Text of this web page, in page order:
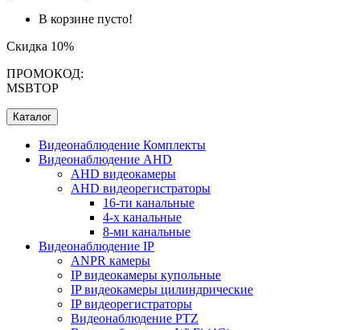
В корзине пусто!
Скидка 10%
ПРОМОКОД:
MSBTOP
Каталог
Видеонаблюдение Комплекты
Видеонаблюдение AHD
AHD видеокамеры
AHD видеорегистраторы
16-ти канальные
4-х канальные
8-ми канальные
Видеонаблюдение IP
ANPR камеры
IP видеокамеры купольные
IP видеокамеры цилиндрические
IP видеорегистраторы
Видеонаблюдение PTZ